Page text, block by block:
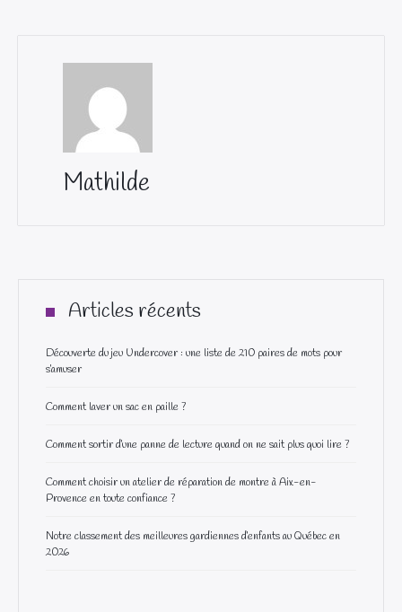
Mathilde
Articles récents
Découverte du jeu Undercover : une liste de 210 paires de mots pour
s’amuser
Comment laver un sac en paille ?
Comment sortir d’une panne de lecture quand on ne sait plus quoi lire ?
Comment choisir un atelier de réparation de montre à Aix-en-
Provence en toute confiance ?
Notre classement des meilleures gardiennes d’enfants au Québec en
2026